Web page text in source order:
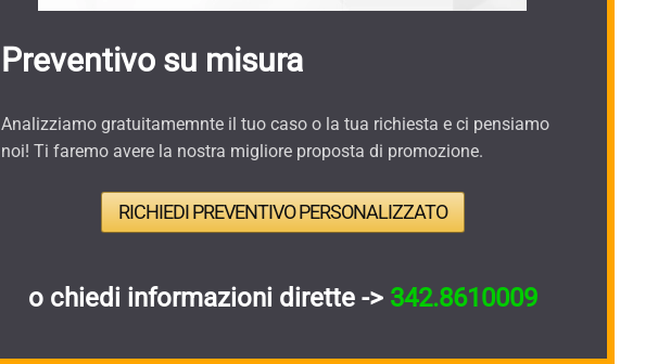
Preventivo su misura
Analizziamo gratuitamemnte il tuo caso o la tua richiesta e ci pensiamo
noi! Ti faremo avere la nostra migliore proposta di promozione.
RICHIEDI PREVENTIVO PERSONALIZZATO
o chiedi informazioni dirette -> 342.8610009